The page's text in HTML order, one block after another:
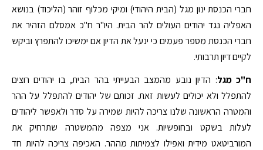
חברי הכנסת ינון מגל (הבית היהודי) ומיקי מכלוף זוהר (הליכוד) בנושא
האפליה נגד יהודים העולים להר הבית. היו"ר ח"כ אמסלם הזהיר את
חברי הכנסת מספר פעמים כי ינעל את הדיון אם ימשיכו להתפרץ וביקש
לקיים דיון תרבותי.
ח"כ מגל: הדיון נובע מהמצב הבעייתי בהר הבית, בו יהודים רוצים
להתפלל ולא יכולים לעשות זאת. זכותם של יהודים להתפלל על ההר
והמטרה הראשונה שלנו צריכה להיות שמירה על סדר ולאפשר ליהודים
לעלות בשקט ובחופשיות. אני מצפה מהמשטרה שתרחיק את
המורביטאט מידית ואפילו לצמיתות מההר. האכיפה צריכה להיות חד